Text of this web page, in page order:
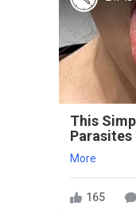
This
Parasites
More
165